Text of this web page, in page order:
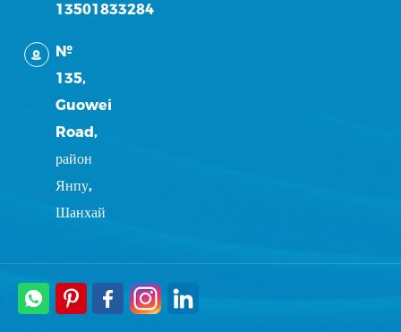
13501833284
№
135,
Guowei
Road,
район
Янпу,
Шанхай